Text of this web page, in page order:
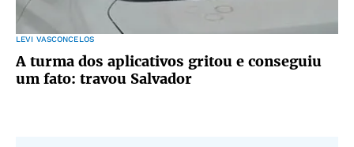
LEVI VASCONCELOS
A turma dos aplicativos gritou e conseguiu
um fato: travou Salvador